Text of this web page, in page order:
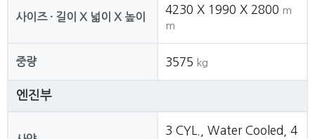
사이즈 · 길이 X 넓이 X 높이
4230 X 1990 X 2800 m
m
중량 3575 kg
엔진부
3 CYL., Water Cooled, 4